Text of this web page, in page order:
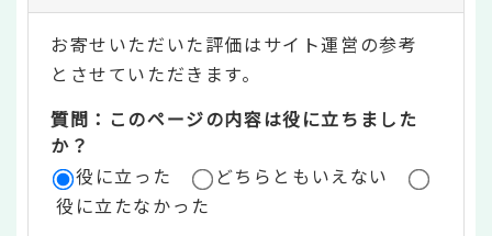
テ
ン
ツ
評
価
お寄せいただいた評価はサイト運営の参考
とさせていただきます。
質問：このページの内容は役に立ちました
か？
役に立った
どちらともいえない
役に立たなかった